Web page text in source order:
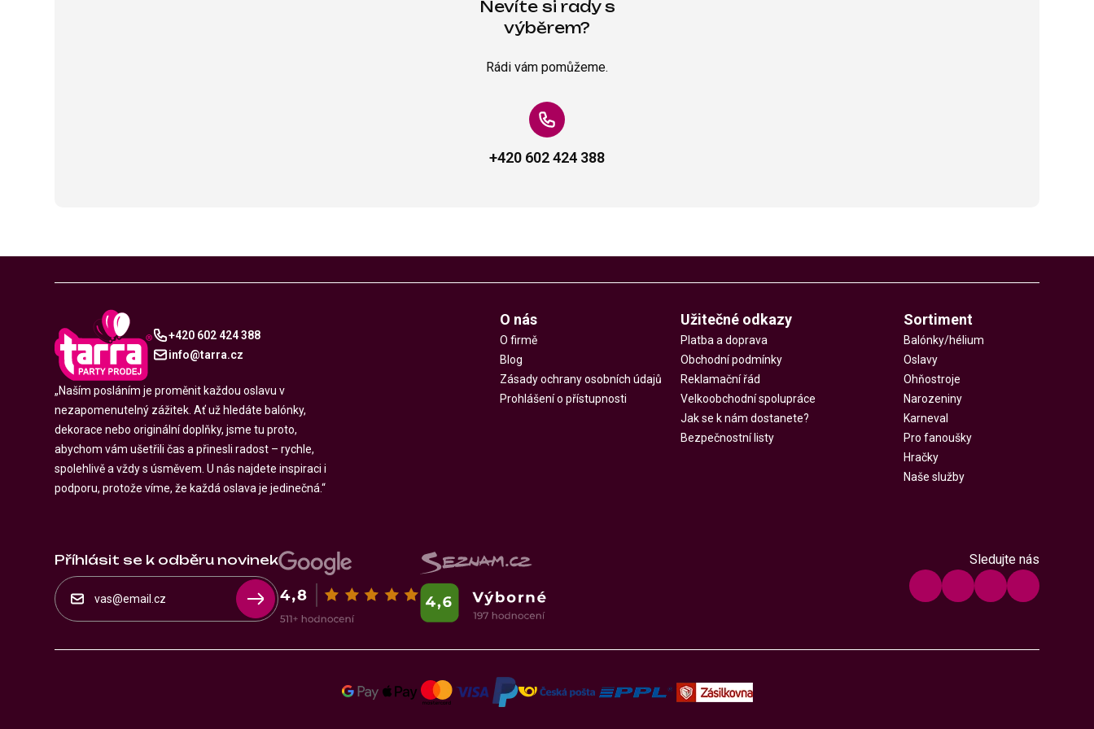
Nevíte si rady s
výběrem?
Rádi vám pomůžeme.
+420 602 424 388
+420 602 424 388
info@tarra.cz
„Naším posláním je proměnit každou oslavu v
nezapomenutelný zážitek. Ať už hledáte balónky,
dekorace nebo originální doplňky, jsme tu proto,
abychom vám ušetřili čas a přinesli radost – rychle,
spolehlivě a vždy s úsměvem. U nás najdete inspiraci i
podporu, protože víme, že každá oslava je jedinečná.“
O nás
O firmě
Blog
Zásady ochrany osobních údajů
Prohlášení o přístupnosti
Užitečné odkazy
Platba a doprava
Obchodní podmínky
Reklamační řád
Velkoobchodní spolupráce
Jak se k nám dostanete?
Bezpečnostní listy
Sortiment
Balónky/hélium
Oslavy
Ohňostroje
Narozeniny
Karneval
Pro fanoušky
Hračky
Naše služby
Příhlásit se k odběru novinek Sledujte nás